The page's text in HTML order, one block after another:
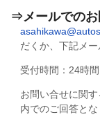
⇒メールでのお
だくか、下記メ
受付時間：24時
お問い合せに関
内でのご回答とな